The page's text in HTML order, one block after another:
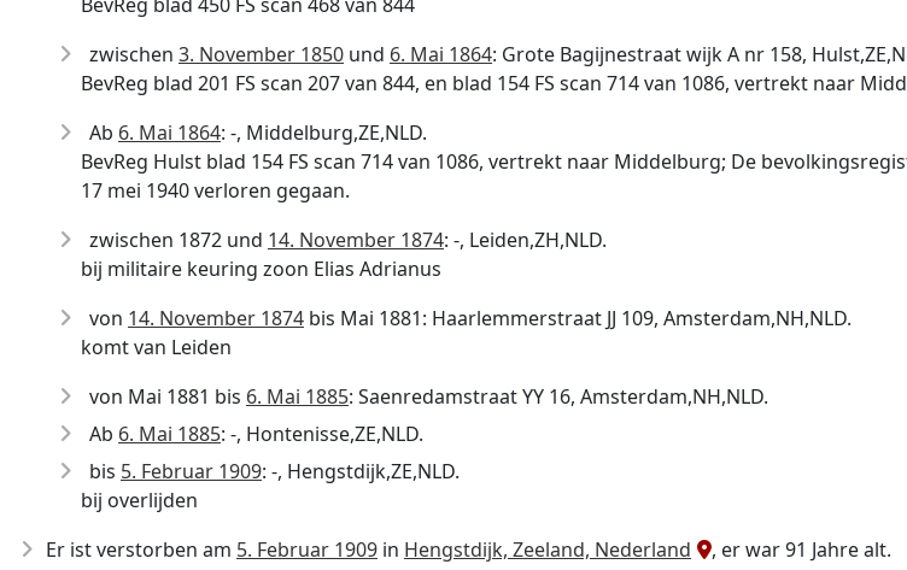
zwischen 3. November 1850 und 6. Mai 1864: Grote Bagijnestraat wijk A nr 158,
BevReg blad 201 FS scan 207 van 844, en blad 154 FS scan 714 van 1086, vertrekt naar
Ab 6. Mai 1864: -, Middelburg,ZE,NLD.
BevReg Hulst blad 154 FS scan 714 van 1086, vertrekt naar Middelburg; De
17 mei 1940 verloren gegaan.
zwischen 1872 und 14. November 1874: -, Leiden,ZH,NLD.
bij militaire keuring zoon Elias Adrianus
von 14. November 1874 bis Mai 1881: Haarlemmerstraat JJ 109, Amsterdam,NH,NLD.
komt van Leiden
von Mai 1881 bis 6. Mai 1885: Saenredamstraat YY 16, Amsterdam,NH,NLD.
Ab 6. Mai 1885: -, Hontenisse,ZE,NLD.
bis 5. Februar 1909: -, Hengstdijk,ZE,NLD.
bij overlijden
Er ist verstorben am 5. Februar 1909 in Hengstdijk, Zeeland, Nederland
, er war 91 Jahre alt.